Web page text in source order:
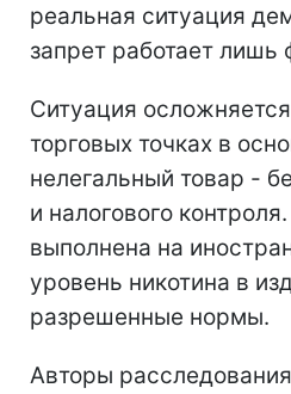
реальная ситуация
запрет работает лишь
Ситуация
торговых точках в
нелегальный товар -
и налогового
выполнена на
уровень никотина в
разрешенные нормы.
Авторы